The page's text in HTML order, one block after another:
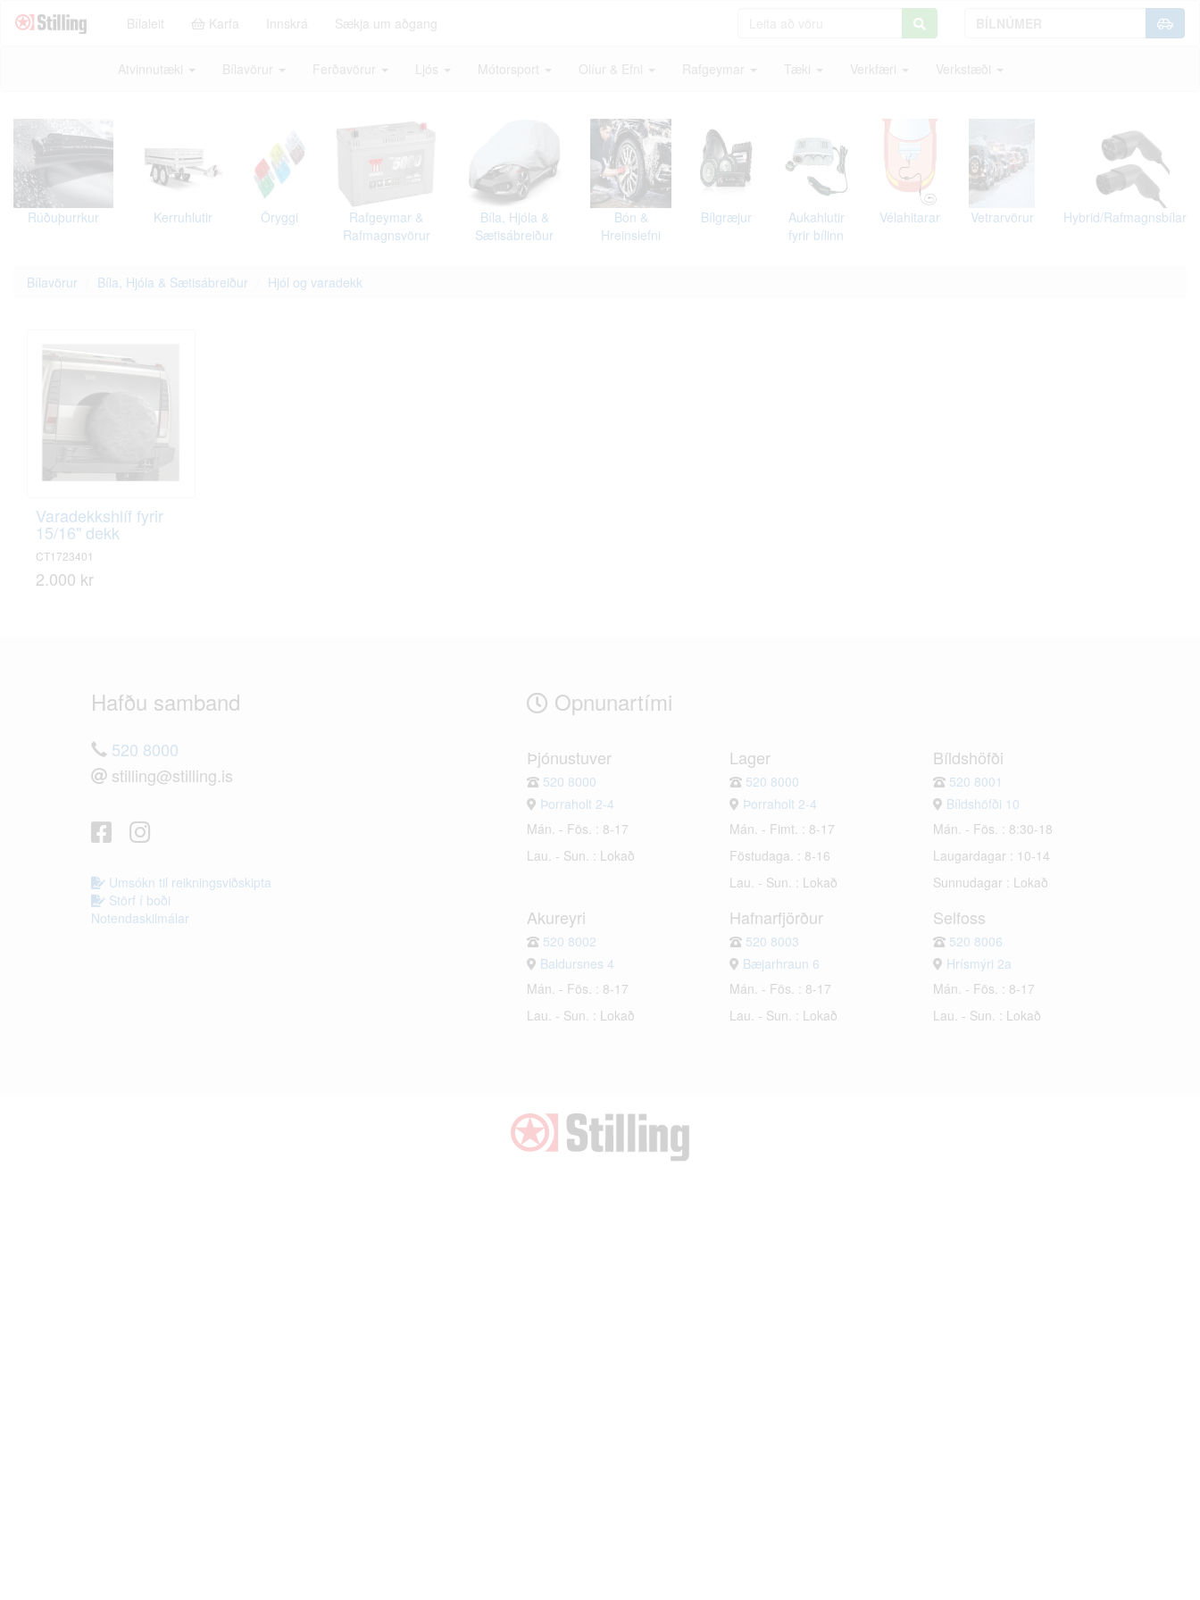
Bílaleit Karfa Innskrá Sækja um aðgang
Atvinnutæki Bílavörur Ferðavörur Ljós Mótorsport Olíur & Efni Rafgeymar Tæki Verkfæri Verkstæði
Rúðuþurrkur Kerruhlutir Öryggi
Rafgeymar &
Rafmagnsvörur
Bíla, Hjóla &
Sætisábreiður
Bón &
Hreinsiefni
Bílgræjur
Aukahlutir
fyrir bílinn
Vélahitarar Vetrarvörur Hybrid/Rafmagnsbílar
Bílavörur Bíla, Hjóla & Sætisábreiður Hjól og varadekk
Varadekkshlíf fyrir
15/16" dekk
CT1723401
2.000 kr
Hafðu samband
520 8000
stilling@stilling.is
Umsókn til reikningsviðskipta
Störf í boði
Notendaskilmálar
Opnunartími
Þjónustuver
520 8000
Þorraholt 2-4
Mán. - Fös. : 8-17
Lau. - Sun. : Lokað
Lager
520 8000
Þorraholt 2-4
Mán. - Fimt. : 8-17
Föstudaga. : 8-16
Lau. - Sun. : Lokað
Bíldshöfði
520 8001
Bíldshöfði 10
Mán. - Fös. : 8:30-18
Laugardagar : 10-14
Sunnudagar : Lokað
Akureyri
520 8002
Baldursnes 4
Mán. - Fös. : 8-17
Lau. - Sun. : Lokað
Hafnarfjörður
520 8003
Bæjarhraun 6
Mán. - Fös. : 8-17
Lau. - Sun. : Lokað
Selfoss
520 8006
Hrísmýri 2a
Mán. - Fös. : 8-17
Lau. - Sun. : Lokað